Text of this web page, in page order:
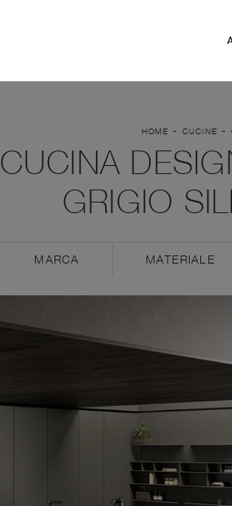
HOME - CUCINE -
CUCINA
GRIGIO
MARCA MATERIALE